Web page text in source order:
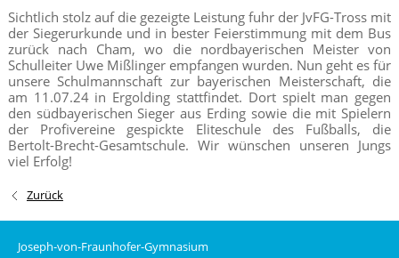
Sichtlich stolz auf die gezeigte Leistung fuhr der JvFG-Tross mit
der Siegerurkunde und in bester Feierstimmung mit dem Bus
zurück nach Cham, wo die nordbayerischen Meister von
Schulleiter Uwe Mißlinger empfangen wurden. Nun geht es für
unsere Schulmannschaft zur bayerischen Meisterschaft, die
am 11.07.24 in Ergolding stattfindet. Dort spielt man gegen
den südbayerischen Sieger aus Erding sowie die mit Spielern
der Profivereine gespickte Eliteschule des Fußballs, die
Bertolt-Brecht-Gesamtschule. Wir wünschen unseren Jungs
viel Erfolg!
Zurück
Joseph-von-Fraunhofer-Gymnasium